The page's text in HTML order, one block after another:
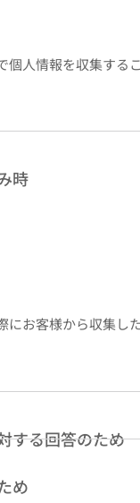
人情報を収集する
時
お客様から収集し
する回答のため
め